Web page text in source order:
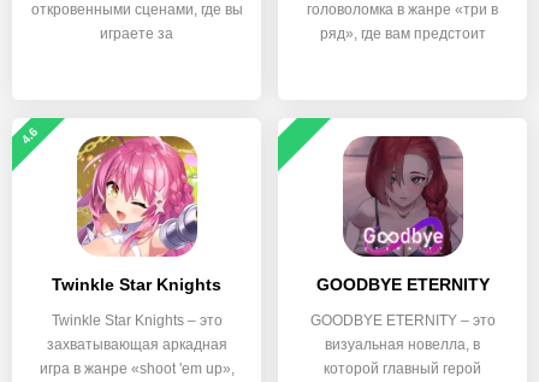
откровенными сценами, где вы
играете за
головоломка в жанре «три в
ряд», где вам предстоит
4.6
Twinkle Star Knights
Twinkle Star Knights – это
захватывающая аркадная
игра в жанре «shoot 'em up»,
GOODBYE ETERNITY
GOODBYE ETERNITY – это
визуальная новелла, в
которой главный герой